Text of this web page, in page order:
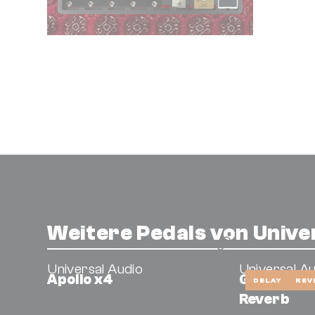
Weitere Pedals von
Universal Audio
Apollo x4 DELAY
Universal
Galaxy
Reverb